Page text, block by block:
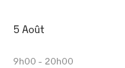
5 Août
9h00 - 20h00